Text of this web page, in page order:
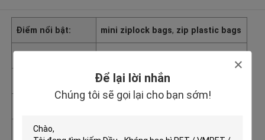
Để lại lời nhắn
Chúng tôi sẽ gọi lại cho bạn sớm!
Điểm nổi bật: mini ziplock bags, zip plastic bags
Depend on the bags you need.
Khả năng cung cấ
1000.000 chiếc mỗi tuần